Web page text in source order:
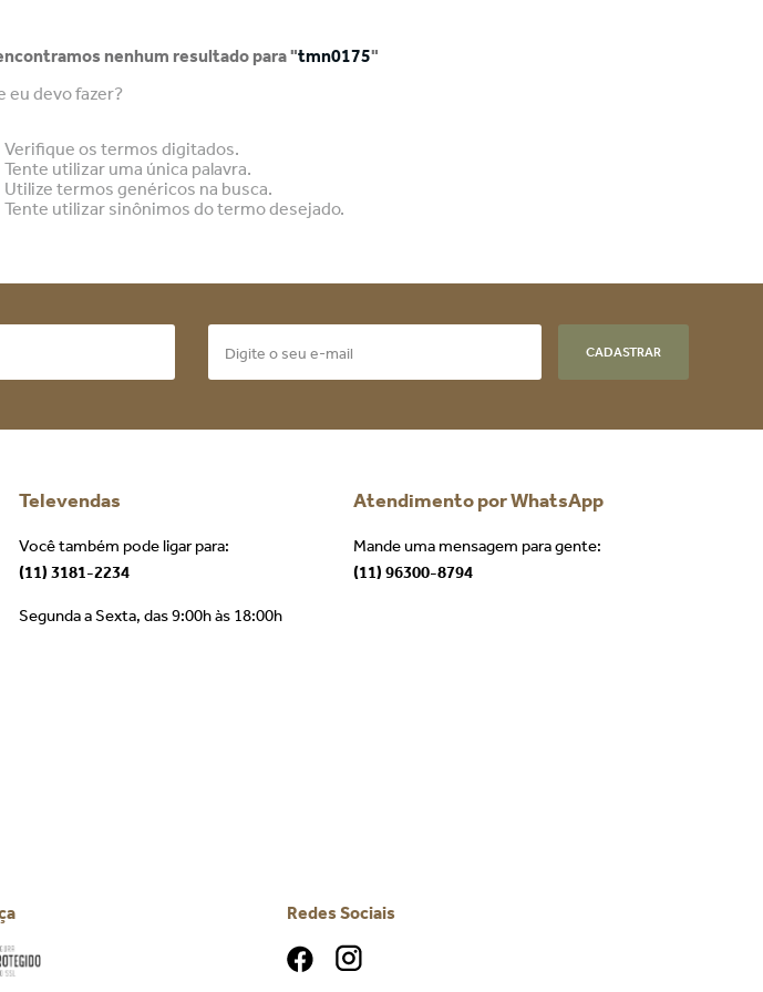
nenhum resultado para "tmn0175"
eu devo fazer?
Verifique os termos digitados.
Tente utilizar uma única palavra.
Utilize termos genéricos na busca.
Tente utilizar sinônimos do termo desejado.
CADASTRAR
Televendas
Você também pode ligar para:
(11) 3181-2234
Segunda a Sexta, das 9:00h às 18:00h
Atendimento por WhatsApp
Mande uma mensagem para gente:
(11) 96300-8794
Redes Sociais